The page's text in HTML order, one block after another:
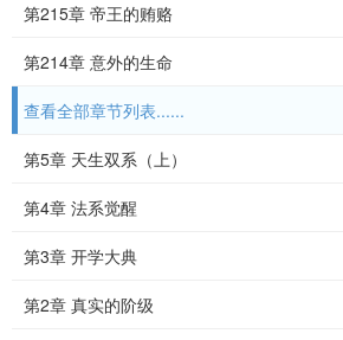
第215章 帝王的贿赂
第214章 意外的生命
查看全部章节列表......
第5章 天生双系（上）
第4章 法系觉醒
第3章 开学大典
第2章 真实的阶级